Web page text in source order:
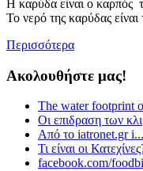
Η καρύδα είναι ο καρπός
Το νερό της καρύδας
Περισσότερα
Ακολουθήστε μας!
The water footprint
Οι επιδραση των
Από το iatronet.gr i...
Τι είναι οι
facebook.com/